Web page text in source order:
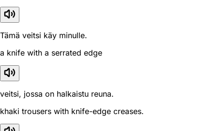
Tämä veitsi käy minulle.
a knife with a serrated edge
veitsi, jossa on halkaistu reuna.
khaki trousers with knife-edge creases.